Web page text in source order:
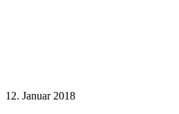
12. Januar 2018